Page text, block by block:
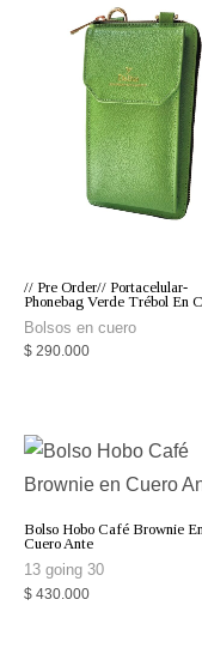
// Pre Order// Portacelular-
Phonebag Verde Trébol En
Bolsos en cuero
$ 290.000
Bolso Hobo Café Brownie
Cuero Ante
13 going 30
$ 430.000